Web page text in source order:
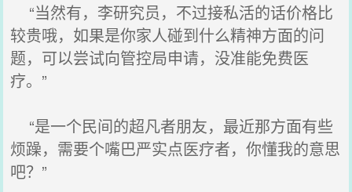
“当然有，李研究员，不过接私活的话价格比
较贵哦，如果是你家人碰到什么精神方面的问
题，可以尝试向管控局申请，没准能免费医
疗。”
“是一个民间的超凡者朋友，最近那方面有些
烦躁，需要个嘴巴严实点医疗者，你懂我的意思
吧？”